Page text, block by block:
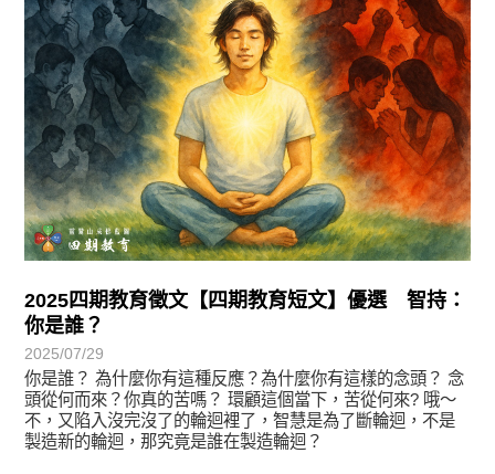
2025四期教育徵文【四期教育短文】優選 智持：
你是誰？
2025/07/29
你是誰？ 為什麼你有這種反應？為什麼你有這樣的念頭？ 念
頭從何而來？你真的苦嗎？ 環顧這個當下，苦從何來? 哦～
不，又陷入沒完沒了的輪迴裡了，智慧是為了斷輪迴，不是
製造新的輪迴，那究竟是誰在製造輪迴？